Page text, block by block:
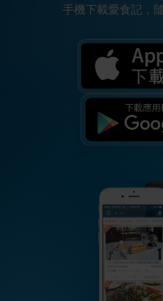
手機下載愛食記，